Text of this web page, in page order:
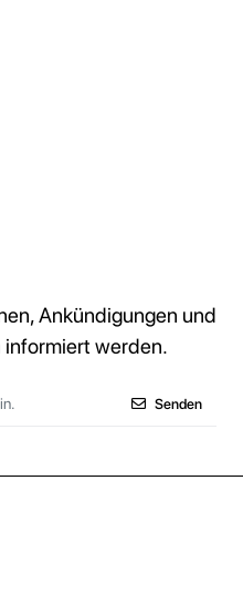
Ankündigungen und
werden.
Senden